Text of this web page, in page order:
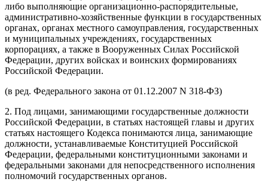
либо выполняющие организационно-распорядительные,
административно-хозяйственные функции в государственных
органах, органах местного самоуправления, государственных
и муниципальных учреждениях, государственных
корпорациях, а также в Вооруженных Силах Российской
Федерации, других войсках и воинских формированиях
Российской Федерации.
(в ред. Федерального закона от 01.12.2007 N 318-ФЗ)
2. Под лицами, занимающими государственные должности
Российской Федерации, в статьях настоящей главы и других
статьях настоящего Кодекса понимаются лица, занимающие
должности, устанавливаемые Конституцией Российской
Федерации, федеральными конституционными законами и
федеральными законами для непосредственного исполнения
полномочий государственных органов.